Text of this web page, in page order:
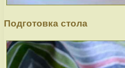
Подготовка стола